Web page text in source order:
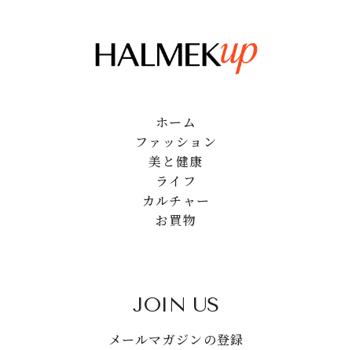
ホーム
ファッション
美と健康
ライフ
カルチャー
お買物
JOIN US
メールマガジンの登録